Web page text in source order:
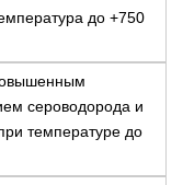
до +750
сероводорода и
температуре до